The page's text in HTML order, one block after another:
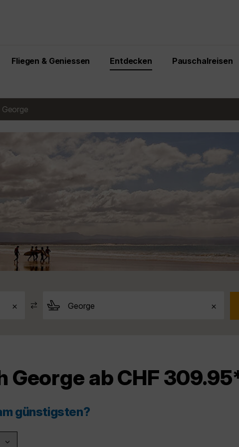
Fliegen & Geniessen Entdecken Pauschalreisen
George
George ab CHF
günstigsten?